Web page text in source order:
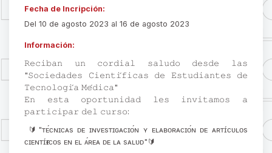
Fecha de Incripción:
Del 10 de agosto 2023 al 16 de agosto 2023
Información:
𝚁𝚎𝚌𝚒𝚋𝚊𝚗 𝚞𝚗 𝚌𝚘𝚛𝚍𝚒𝚊𝚕 𝚜𝚊𝚕𝚞𝚍𝚘 𝚍𝚎𝚜𝚍𝚎 𝚕𝚊𝚜
"𝚂𝚘𝚌𝚒𝚎𝚍𝚊𝚍𝚎𝚜 𝙲𝚒𝚎𝚗𝚝𝚒́𝚏𝚒𝚌𝚊𝚜 𝚍𝚎 𝙴𝚜𝚝𝚞𝚍𝚒𝚊𝚗𝚝𝚎𝚜 𝚍𝚎
𝚃𝚎𝚌𝚗𝚘𝚕𝚘𝚐𝚒́𝚊 𝙼𝚎́𝚍𝚒𝚌𝚊"
𝙴𝚗 𝚎𝚜𝚝𝚊 𝚘𝚙𝚘𝚛𝚝𝚞𝚗𝚒𝚍𝚊𝚍 𝚕𝚎𝚜 𝚒𝚗𝚟𝚒𝚝𝚊𝚖𝚘𝚜 𝚊
𝚙𝚊𝚛𝚝𝚒𝚌𝚒𝚙𝚊𝚛 𝚍𝚎𝚕 𝚌𝚞𝚛𝚜𝚘:
🔰"ᴛᴇ́ᴄɴɪᴄᴀs ᴅᴇ ɪɴᴠᴇsᴛɪɢᴀᴄɪᴏ́ɴ ʏ ᴇʟᴀʙᴏʀᴀᴄɪᴏ́ɴ ᴅᴇ ᴀʀᴛɪ́ᴄᴜʟᴏs
ᴄɪᴇɴᴛɪ́ғɪᴄᴏs ᴇɴ ᴇʟ ᴀ́ʀᴇᴀ ᴅᴇ ʟᴀ sᴀʟᴜᴅ"🔰